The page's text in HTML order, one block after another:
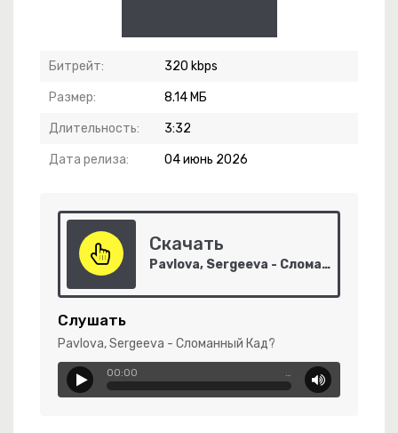
Битрейт: 320 kbps
Размер: 8.14 МБ
Длительность: 3:32
Дата релиза: 04 июнь 2026
Скачать
Pavlova, Sergeeva - Сломанный Кад?
Слушать
Pavlova, Sergeeva - Сломанный Кад?
00:00 …